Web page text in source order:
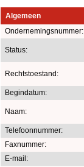
Algemeen
Ondernemingsnummer:
Status:
Rechtstoestand:
Begindatum:
Naam:
Telefoonnummer:
Faxnummer:
E-mail: